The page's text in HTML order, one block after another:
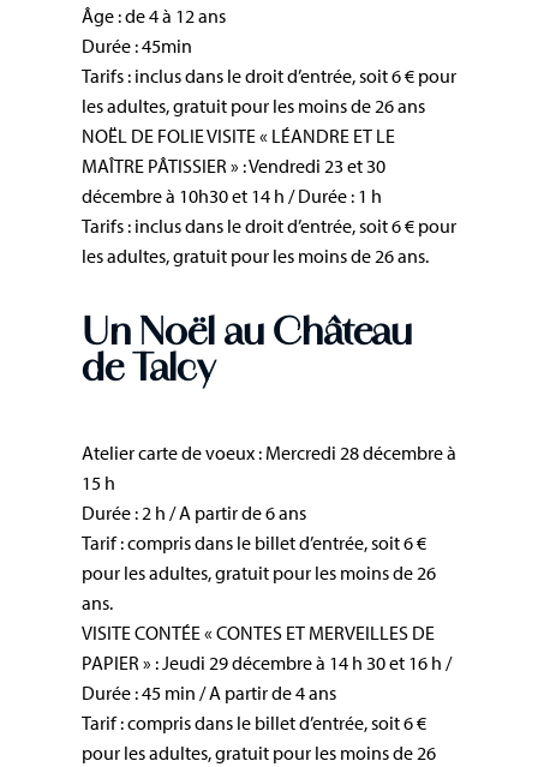
Âge : de 4 à 12 ans
Durée : 45min
Tarifs : inclus dans le droit d’entrée, soit 6 € pour
les adultes, gratuit pour les moins de 26 ans
NOËL DE FOLIE VISITE « LÉANDRE ET LE
MAÎTRE PÂTISSIER » : Vendredi 23 et 30
décembre à 10h30 et 14 h / Durée : 1 h
Tarifs : inclus dans le droit d’entrée, soit 6 € pour
les adultes, gratuit pour les moins de 26 ans.
Un Noël au Château
de Talcy
Atelier carte de voeux : Mercredi 28 décembre à
15 h
Durée : 2 h / A partir de 6 ans
Tarif : compris dans le billet d’entrée, soit 6 €
pour les adultes, gratuit pour les moins de 26
ans.
VISITE CONTÉE « CONTES ET MERVEILLES DE
PAPIER » : Jeudi 29 décembre à 14 h 30 et 16 h /
Durée : 45 min / A partir de 4 ans
Tarif : compris dans le billet d’entrée, soit 6 €
pour les adultes, gratuit pour les moins de 26